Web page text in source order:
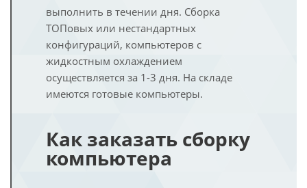
выполнить в течении дня. Сборка
ТОПовых или нестандартных
конфигураций, компьютеров с
жидкостным охлаждением
осуществляется за 1-3 дня. На складе
имеются готовые компьютеры.
Как заказать сборку
компьютера